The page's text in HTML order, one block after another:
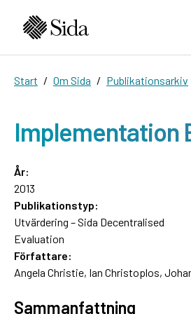
Start Om Sida Publikationsarkiv
Implementation
År:
2013
Publikationstyp:
Utvärdering – Sida Decentralised
Evaluation
Författare:
Angela Christie, Ian Christoplos,
Sammanfattning